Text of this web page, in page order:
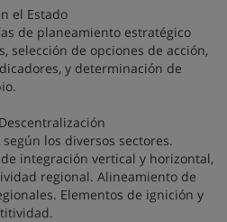
el Estado
de planeamiento estratégico
selección de opciones de acción,
y determinación de
los diversos sectores.
integración vertical y horizontal,
regional. Alineamiento de
Elementos de ignición y